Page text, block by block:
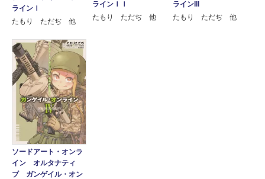
ラインＩ
たもり ただぢ 他
ラインＩＩ
たもり ただぢ 他
ラインIII
たもり ただぢ 他
ソードアート・オンラ
イン オルタナティ
ブ ガンゲイル・オン